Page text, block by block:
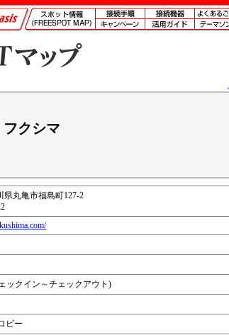
クシマ
県丸亀市福島町127-2
ックイン～チェックアウト)
ビー